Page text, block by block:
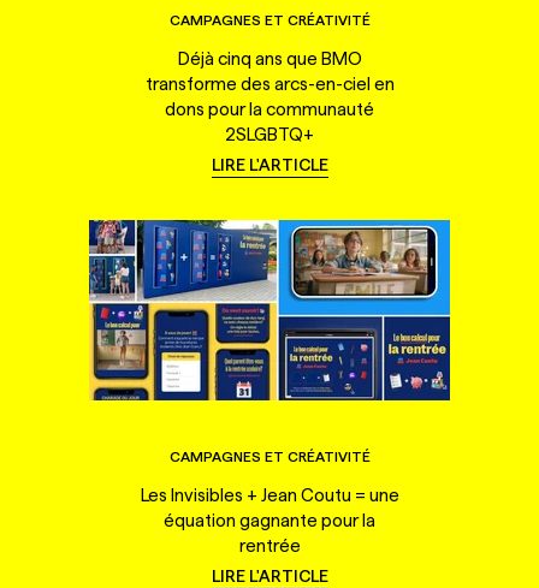
CAMPAGNES ET CRÉATIVITÉ
Déjà cinq ans que BMO
transforme des arcs-en-ciel en
dons pour la communauté
2SLGBTQ+
LIRE L'ARTICLE
CAMPAGNES ET CRÉATIVITÉ
Les Invisibles + Jean Coutu = une
équation gagnante pour la
rentrée
LIRE L'ARTICLE